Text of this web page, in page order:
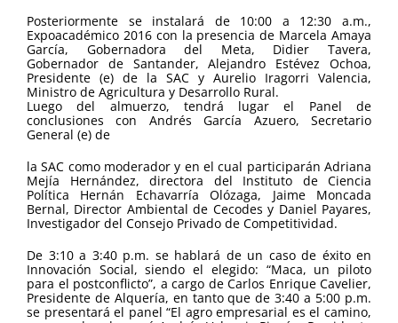
Posteriormente se instalará de 10:00 a 12:30 a.m.,
Expoacadémico 2016 con la presencia de Marcela Amaya
García, Gobernadora del Meta, Didier Tavera,
Gobernador de Santander, Alejandro Estévez Ochoa,
Presidente (e) de la SAC y Aurelio Iragorri Valencia,
Ministro de Agricultura y Desarrollo Rural.
Luego del almuerzo, tendrá lugar el Panel de
conclusiones con Andrés García Azuero, Secretario
General (e) de
la SAC como moderador y en el cual participarán Adriana
Mejía Hernández, directora del Instituto de Ciencia
Política Hernán Echavarría Olózaga, Jaime Moncada
Bernal, Director Ambiental de Cecodes y Daniel Payares,
Investigador del Consejo Privado de Competitividad.
De 3:10 a 3:40 p.m. se hablará de un caso de éxito en
Innovación Social, siendo el elegido: “Maca, un piloto
para el postconflicto”, a cargo de Carlos Enrique Cavelier,
Presidente de Alquería, en tanto que de 3:40 a 5:00 p.m.
se presentará el panel “El agro empresarial es el camino,